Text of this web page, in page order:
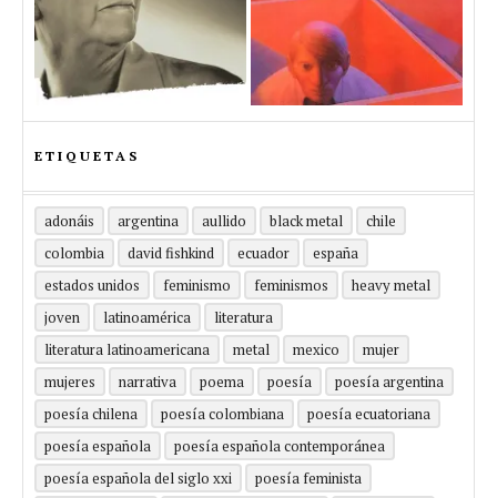
ETIQUETAS
adonáis argentina aullido black metal
chile
colombia
david fishkind ecuador
españa
estados unidos
feminismo feminismos
heavy metal
joven
latinoamérica
literatura
literatura latinoamericana
metal mexico
mujer
mujeres
narrativa poema poesía
poesía argentina
poesía chilena
poesía colombiana
poesía ecuatoriana
poesía española
poesía española contemporánea
poesía española del siglo xxi
poesía feminista